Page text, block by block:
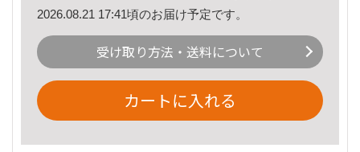
2026.08.21 17:41頃のお届け予定です。
受け取り方法・送料について
カートに入れる